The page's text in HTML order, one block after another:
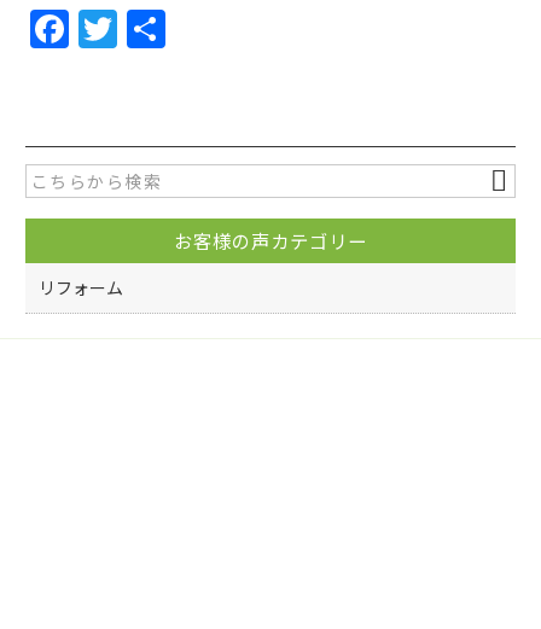
F
e
b
o
o
k
T
er
お客様の声カテゴリー
リフォーム